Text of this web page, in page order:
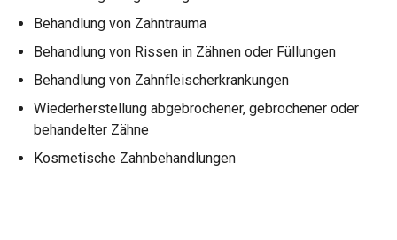
Behandlung von Zahntrauma
Behandlung von Rissen in Zähnen oder Füllungen
Behandlung von Zahnfleischerkrankungen
Wiederherstellung abgebrochener, gebrochener oder
behandelter Zähne
Kosmetische Zahnbehandlungen